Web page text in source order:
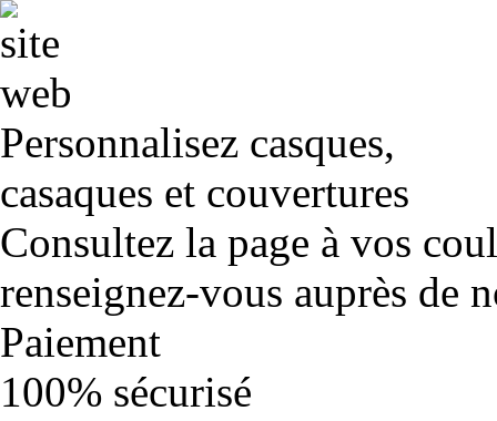
Personnalisez casques,
casaques et couvertures
Consultez la page à vos
renseignez-vous auprès de
Paiement
100% sécurisé